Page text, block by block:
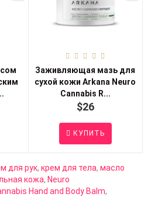
Заживляющая мазь для
сухой кожи Arkana Neuro
Cannabis R...
$26
КУПИТЬ
для рук, крем для тела, масло
кожа, Neuro
Hand and Body Balm,